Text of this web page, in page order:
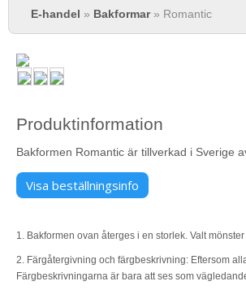
Du är här
E-handel » Bakformar» Romantic
Produktinformation
Bakformen Romantic är tillverkad i Sverige
Visa beställningsinfo
1. Bakformen ovan återges i en storlek. Valt
2. Färgåtergivning och färgbeskrivning: Eftersom
Färgbeskrivningarna är bara att ses som